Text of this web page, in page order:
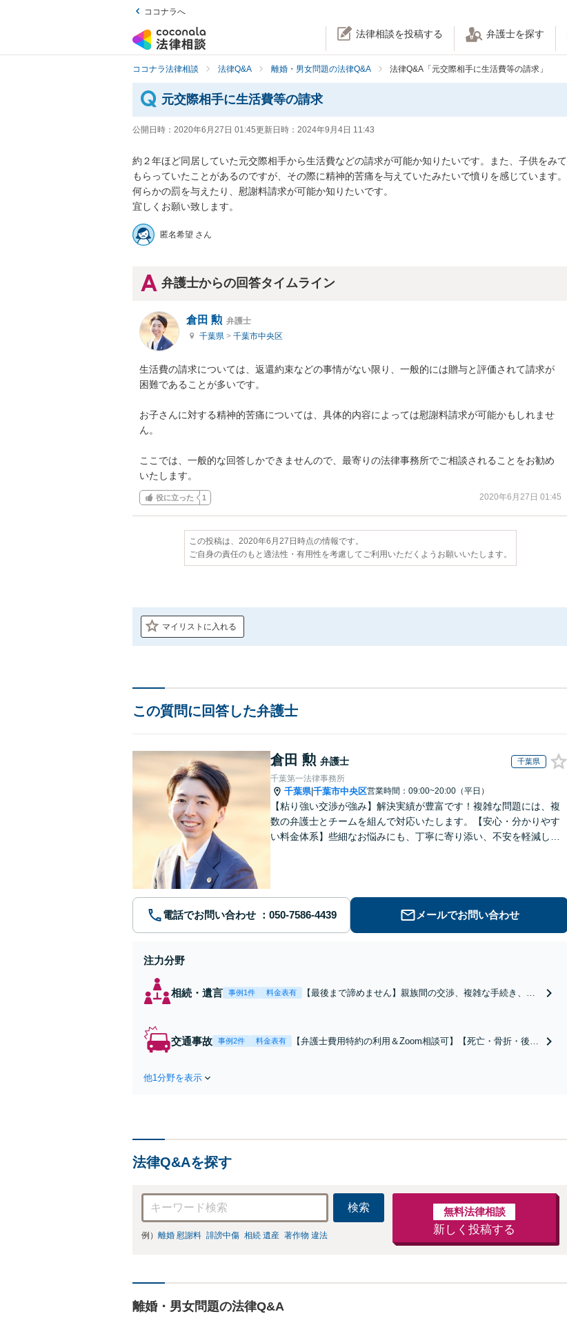
ココナラへ
法律相談を投稿する 弁護士を探す
ココナラ法律相談 法律Q&A 離婚・男女問題の法律Q&A 法律Q&A「元交際相手に生活費等の請求」
元交際相手に生活費等の請求
公開日時： 2020年6月27日 01:45更新日時： 2024年9月4日 11:43
約２年ほど同居していた元交際相手から生活費などの請求が可能か知りたいです。また、子供をみて
もらっていたことがあるのですが、その際に精神的苦痛を与えていたみたいで憤りを感じています。
何らかの罰を与えたり、慰謝料請求が可能か知りたいです。
宜しくお願い致します。
匿名希望 さん
弁護士からの回答タイムライン
倉田 勲 弁護士
千葉県 > 千葉市中央区
生活費の請求については、返還約束などの事情がない限り、一般的には贈与と評価されて請求が
困難であることが多いです。
お子さんに対する精神的苦痛については、具体的内容によっては慰謝料請求が可能かもしれませ
ん。
ここでは、一般的な回答しかできませんので、最寄りの法律事務所でご相談されることをお勧め
いたします。
役に立った 1 2020年6月27日 01:45
この投稿は、2020年6月27日時点の情報です。
ご自身の責任のもと適法性・有用性を考慮してご利用いただくようお願いいたします。
マイリストに入れる
この質問に回答した弁護士
倉田 勲 弁護士 千葉県
千葉第一法律事務所
千葉県|千葉市中央区営業時間：09:00~20:00（平日）
【粘り強い交渉が強み】解決実績が豊富です！複雑な問題には、複
数の弁護士とチームを組んで対応いたします。【安心・分かりやす
い料金体系】些細なお悩みにも、丁寧に寄り添い、不安を軽減しま
電話でお問い合わせ メールでお問い合わせ
注力分野
相続・遺言 事例1件 料金表有
【最後まで諦めません】親族間の交渉、複雑な手続き、全
能。【JR千葉駅近く】駐車場あり
交通事故 事例2件 料金表有
【弁護士費用特約の利用＆Zoom相談可】【死亡・骨折・後遺
他1分野を表示
法律Q&Aを探す
検索
例） 離婚 慰謝料 誹謗中傷 相続 遺産 著作物 違法
無料法律相談
新しく投稿する
離婚・男女問題の法律Q&A